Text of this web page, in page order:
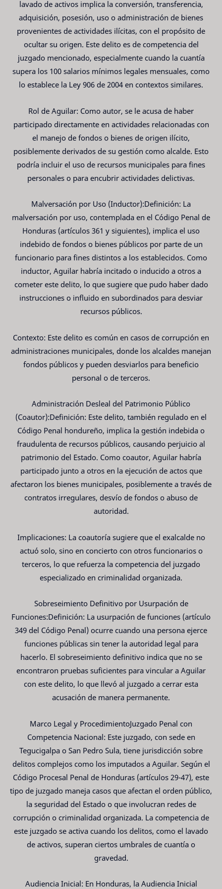
lavado de activos implica la conversión, transferencia,
adquisición, posesión, uso o administración de bienes
provenientes de actividades ilícitas, con el propósito de
ocultar su origen. Este delito es de competencia del
juzgado mencionado, especialmente cuando la cuantía
supera los 100 salarios mínimos legales mensuales, como
lo establece la Ley 906 de 2004 en contextos similares.
Rol de Aguilar: Como autor, se le acusa de haber
participado directamente en actividades relacionadas con
el manejo de fondos o bienes de origen ilícito,
posiblemente derivados de su gestión como alcalde. Esto
podría incluir el uso de recursos municipales para fines
personales o para encubrir actividades delictivas.
Malversación por Uso (Inductor):Definición: La
malversación por uso, contemplada en el Código Penal de
Honduras (artículos 361 y siguientes), implica el uso
indebido de fondos o bienes públicos por parte de un
funcionario para fines distintos a los establecidos. Como
inductor, Aguilar habría incitado o inducido a otros a
cometer este delito, lo que sugiere que pudo haber dado
instrucciones o influido en subordinados para desviar
recursos públicos.
Contexto: Este delito es común en casos de corrupción en
administraciones municipales, donde los alcaldes manejan
fondos públicos y pueden desviarlos para beneficio
personal o de terceros.
Administración Desleal del Patrimonio Público
(Coautor):Definición: Este delito, también regulado en el
Código Penal hondureño, implica la gestión indebida o
fraudulenta de recursos públicos, causando perjuicio al
patrimonio del Estado. Como coautor, Aguilar habría
participado junto a otros en la ejecución de actos que
afectaron los bienes municipales, posiblemente a través de
contratos irregulares, desvío de fondos o abuso de
autoridad.
Implicaciones: La coautoría sugiere que el exalcalde no
actuó solo, sino en concierto con otros funcionarios o
terceros, lo que refuerza la competencia del juzgado
especializado en criminalidad organizada.
Sobreseimiento Definitivo por Usurpación de
Funciones:Definición: La usurpación de funciones (artículo
349 del Código Penal) ocurre cuando una persona ejerce
funciones públicas sin tener la autoridad legal para
hacerlo. El sobreseimiento definitivo indica que no se
encontraron pruebas suficientes para vincular a Aguilar
con este delito, lo que llevó al juzgado a cerrar esta
acusación de manera permanente.
Marco Legal y ProcedimientoJuzgado Penal con
Competencia Nacional: Este juzgado, con sede en
Tegucigalpa o San Pedro Sula, tiene jurisdicción sobre
delitos complejos como los imputados a Aguilar. Según el
Código Procesal Penal de Honduras (artículos 29-47), este
tipo de juzgado maneja casos que afectan el orden público,
la seguridad del Estado o que involucran redes de
corrupción o criminalidad organizada. La competencia de
este juzgado se activa cuando los delitos, como el lavado
de activos, superan ciertos umbrales de cuantía o
gravedad.
Audiencia Inicial: En Honduras, la Audiencia Inicial